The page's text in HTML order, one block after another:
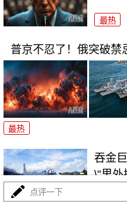
最热
普京不忍了！俄突破禁
最热
吞金
\"里外
最热
点评一下